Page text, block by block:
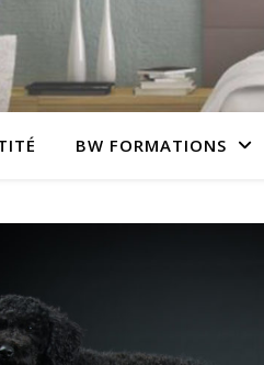
BW FORMATIONS